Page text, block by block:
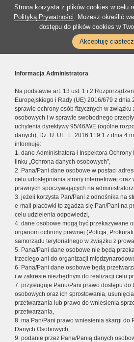
Strona korzysta z plików cookies w celu
Polityką Prywatności. Możesz określić
dostępu do plików cookies w
Akceptuję
Informacja Administratora
Na podstawie art. 13 ust. 1 i 2
Europejskiego i Rady (UE) 2016/679 z dnia
sprawie ochrony osób fizycznych w związku
osobowych i w sprawie swobodnego
uchylenia dyrektywy 95/46/WE (ogólne
danych), Dz. U. UE. L. 2016.119.1 z dnia 4
informuję:
1. dane Administratora i Inspektora
linku „Ochrona danych osobowych”,
2. Pana/Pani dane osobowe w postaci
celu udostępniania strony internetowej oraz
prawnych spoczywających na
3. jeżeli korzysta Pan/Pani z odnośnika na
e-mail placówki to zgadza się Pan/Pani na
celu udzielenia odpowiedzi,
4. dane osobowe mogą być przekazywane
organom ochrony prawnej (Policja,
samorządu terytorialnego w związku z
5. Pana/Pani dane osobowe nie będą
trzeciego ani do organizacji
6. Pana/Pani dane osobowe będą
i w zakresie niezbędnym do realizacji celu
7. przysługuje Panu/Pani prawo dostępu do
osobowych oraz ich sprostowania,
przetwarzania lub prawo do wniesienia
przetwarzania,
8. ma Pan/Pani prawo wniesienia skargi do
Danych Osobowych,
9. podanie przez Pana/Panią danych